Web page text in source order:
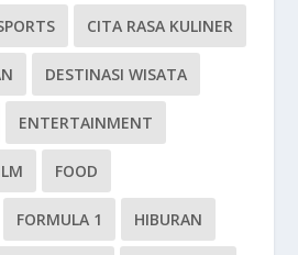
CITA RASA KULINER
DESTINASI WISATA
ENTERTAINMENT
FOOD
FORMULA 1 HIBURAN